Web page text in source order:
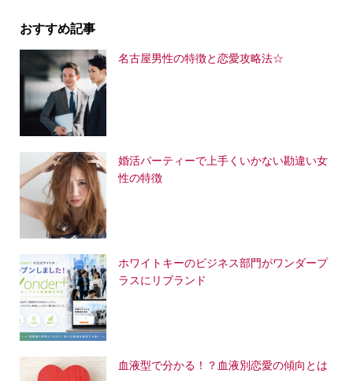
おすすめ記事
名古屋男性の特徴と恋愛攻略法☆
婚活パーティーで上手くいかない勘違い女
性の特徴
ホワイトキーのビジネス部門がワンダープ
ラスにリブランド
血液型で分かる！？血液別恋愛の傾向とは